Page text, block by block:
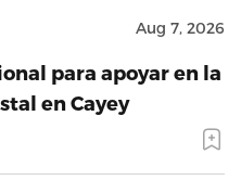
Aug 7, 2026
para apoyar en la
en Cayey